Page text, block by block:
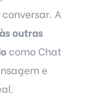
A
outras
como Chat
e